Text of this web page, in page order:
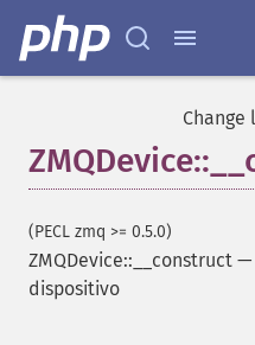
Change
(PECL zmq >= 0.5.0)
ZMQDevice::__construct —
dispositivo